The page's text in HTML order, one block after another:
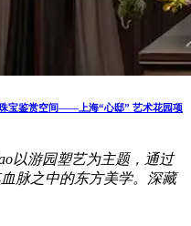
宝鉴赏空间——上海“心邸” 艺术花园项
以游园塑艺为主题，通过
脉之中的东方美学。深藏